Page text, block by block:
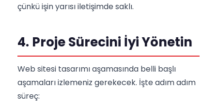
çünkü işin yarısı iletişimde saklı.
4. Proje Sürecini İyi Yönetin
Web sitesi tasarımı aşamasında belli başlı
aşamaları izlemeniz gerekecek. İşte adım adım
süreç: